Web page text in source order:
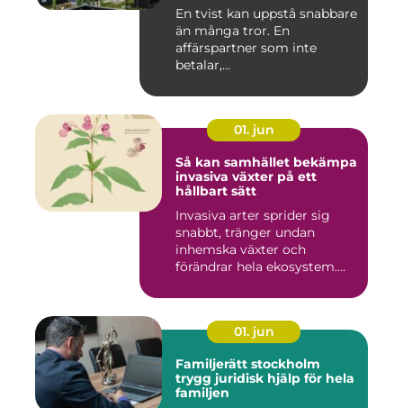
En tvist kan uppstå snabbare
än många tror. En
affärspartner som inte
betalar,...
01. jun
Så kan samhället bekämpa
invasiva växter på ett
hållbart sätt
Invasiva arter sprider sig
snabbt, tränger undan
inhemska växter och
förändrar hela ekosystem.
01. jun
Familjerätt stockholm
trygg juridisk hjälp för hela
familjen